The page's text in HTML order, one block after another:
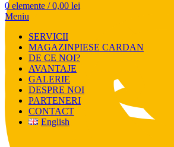
0 elemente / 0,00 lei
Meniu
SERVICII
MAGAZINPIESE CARDAN
DE CE NOI?
AVANTAJE
GALERIE
DESPRE NOI
PARTENERI
CONTACT
English